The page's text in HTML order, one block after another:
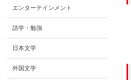
エンターテインメント
語学・勉強
日本文学
外国文学